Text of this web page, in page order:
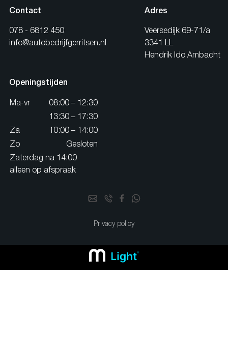
Contact
078 - 6812 450
info@autobedrijfgerritsen.nl
Adres
Veersedijk 69-71/a
3341 LL
Hendrik Ido Ambacht
Openingstijden
Ma-vr
08:00 – 12:30
13:30 – 17:30
Za
10:00 – 14:00
Zo
Gesloten
Zaterdag na 14:00
alleen op afspraak
Privacy policy